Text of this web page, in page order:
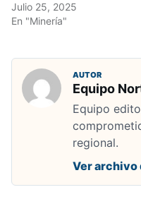
Julio 25, 2025
En "Minería"
AUTOR
Equipo
Equipo
regional.
Ver archivo